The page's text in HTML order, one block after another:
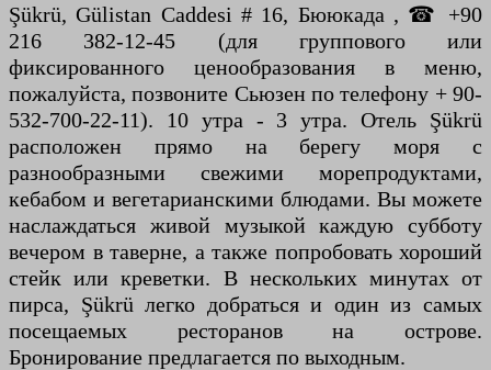
Şükrü, Gülistan Caddesi # 16, Бююкада , ☎ +90
216 382-12-45 (для группового или
фиксированного ценообразования в меню,
пожалуйста, позвоните Сьюзен по телефону + 90-
532-700-22-11). 10 утра - 3 утра. Отель Şükrü
расположен прямо на берегу моря с
разнообразными свежими морепродуктами,
кебабом и вегетарианскими блюдами. Вы можете
наслаждаться живой музыкой каждую субботу
вечером в таверне, а также попробовать хороший
стейк или креветки. В нескольких минутах от
пирса, Şükrü легко добраться и один из самых
посещаемых ресторанов на острове.
Бронирование предлагается по выходным.